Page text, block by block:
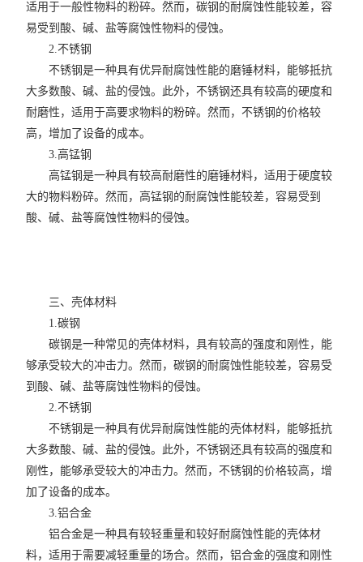
适用于一般性物料的粉碎。然而，碳钢的耐腐蚀性能较差，容
易受到酸、碱、盐等腐蚀性物料的侵蚀。
2.不锈钢
不锈钢是一种具有优异耐腐蚀性能的磨锤材料，能够抵抗
大多数酸、碱、盐的侵蚀。此外，不锈钢还具有较高的硬度和
耐磨性，适用于高要求物料的粉碎。然而，不锈钢的价格较
高，增加了设备的成本。
3.高锰钢
高锰钢是一种具有较高耐磨性的磨锤材料，适用于硬度较
大的物料粉碎。然而，高锰钢的耐腐蚀性能较差，容易受到
酸、碱、盐等腐蚀性物料的侵蚀。
三、壳体材料
1.碳钢
碳钢是一种常见的壳体材料，具有较高的强度和刚性，能
够承受较大的冲击力。然而，碳钢的耐腐蚀性能较差，容易受
到酸、碱、盐等腐蚀性物料的侵蚀。
2.不锈钢
不锈钢是一种具有优异耐腐蚀性能的壳体材料，能够抵抗
大多数酸、碱、盐的侵蚀。此外，不锈钢还具有较高的强度和
刚性，能够承受较大的冲击力。然而，不锈钢的价格较高，增
加了设备的成本。
3.铝合金
铝合金是一种具有较轻重量和较好耐腐蚀性能的壳体材
料，适用于需要减轻重量的场合。然而，铝合金的强度和刚性